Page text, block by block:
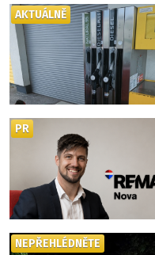
AKTUÁLNĚ
PR
NEPŘEHLÉDNĚTE